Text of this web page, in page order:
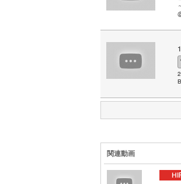
関連動画